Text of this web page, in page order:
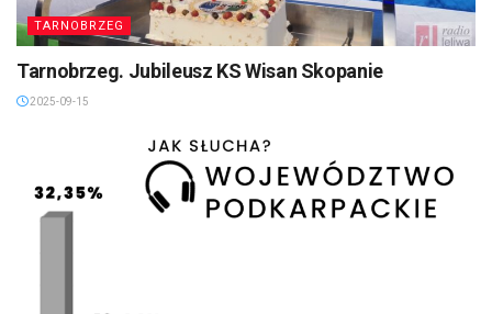
TARNOBRZEG
Tarnobrzeg. Jubileusz KS Wisan Skopanie
2025-09-15